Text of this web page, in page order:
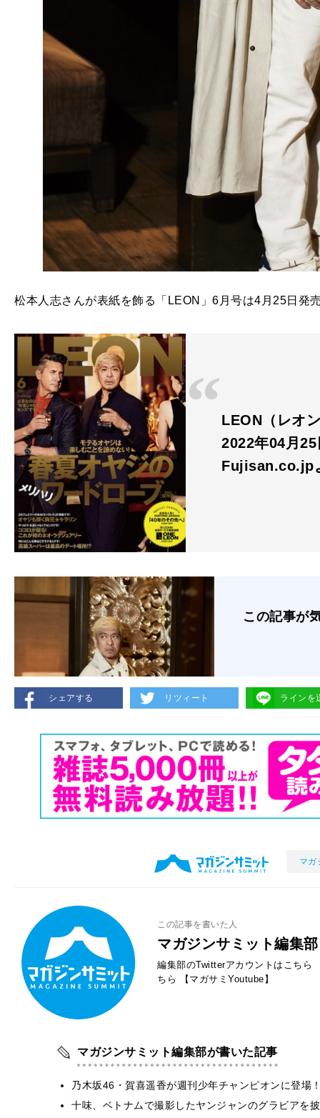
松本人志さんが表紙を飾る「LEON」6月号は4月25日発
LEON（レオ
2022年04月
Fujisan.co.jp
この記事が
シェアする リツィート ラインを
マガ
この記事を書いた人
マガジンサミット編集部
編集部のTwitterアカウントはこちら
ちら
【マガサミYoutube】
マガジンサミット編集部が書いた記事
乃木坂46・賀喜遥香が週刊少年チャンピオンに登
十味、ベトナムで撮影したヤンジャンのグラビアを